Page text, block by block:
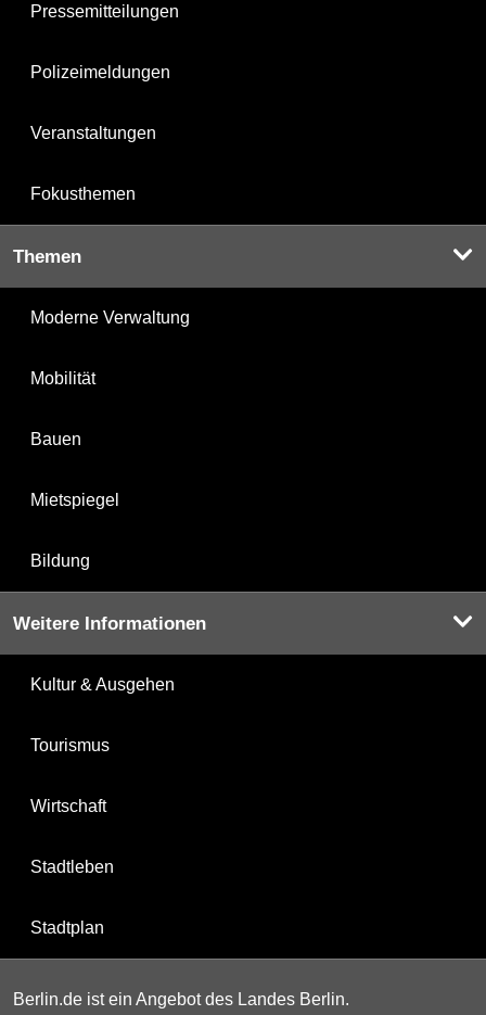
Pressemitteilungen
Polizeimeldungen
Veranstaltungen
Fokusthemen
Themen
Moderne Verwaltung
Mobilität
Bauen
Mietspiegel
Bildung
Weitere Informationen
Kultur & Ausgehen
Tourismus
Wirtschaft
Stadtleben
Stadtplan
Berlin.de ist ein Angebot des Landes Berlin.